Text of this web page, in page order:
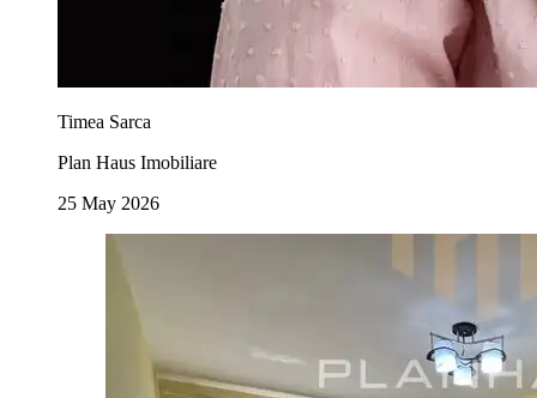
Timea Sarca
Plan Haus Imobiliare
25 May 2026